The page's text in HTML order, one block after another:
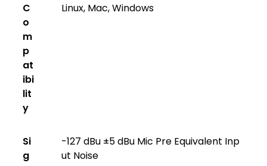
C
o
m
p
at
ibi
lit
y
Linux, Mac, Windows
Si
g
-127 dBu ±5 dBu Mic Pre Equivalent Inp
ut Noise